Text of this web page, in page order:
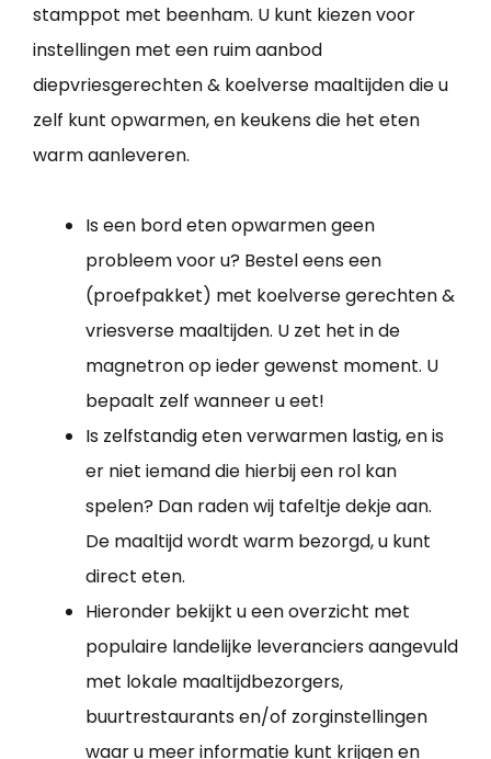
stamppot met beenham. U kunt kiezen voor
instellingen met een ruim aanbod
diepvriesgerechten & koelverse maaltijden die u
zelf kunt opwarmen, en keukens die het eten
warm aanleveren.
Is een bord eten opwarmen geen
probleem voor u? Bestel eens een
(proefpakket) met koelverse gerechten &
vriesverse maaltijden. U zet het in de
magnetron op ieder gewenst moment. U
bepaalt zelf wanneer u eet!
Is zelfstandig eten verwarmen lastig, en is
er niet iemand die hierbij een rol kan
spelen? Dan raden wij tafeltje dekje aan.
De maaltijd wordt warm bezorgd, u kunt
direct eten.
Hieronder bekijkt u een overzicht met
populaire landelijke leveranciers aangevuld
met lokale maaltijdbezorgers,
buurtrestaurants en/of zorginstellingen
waar u meer informatie kunt krijgen en